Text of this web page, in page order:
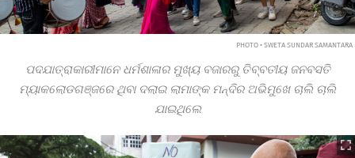
PHOTO • SWETA SUNDAR SAMANTARA
ପଦଯାତ୍ରାକାରୀମାନେ ଧର୍ମଶାଳାର ମୁଖ୍ୟ ବଜାରରୁ ତିବ୍ବତୀୟ ଜନବସତି
ମ୍ୟାକଲୋଡଗଞ୍ଜରେ ଥିବା ଦଲାଇ ଲାମାଙ୍କ ମନ୍ଦିର ଅଭିମୁଖେ ଚାଲି ଚାଲି
ଯାଇଥିଲେ